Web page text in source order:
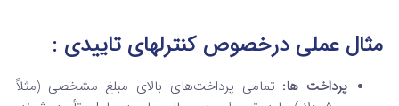
مثال عملی درخصوص کنترلهای تاییدی :
پرداخت‌ ها: تمامی پرداخت‌های بالای مبلغ مشخصی (مثلاً